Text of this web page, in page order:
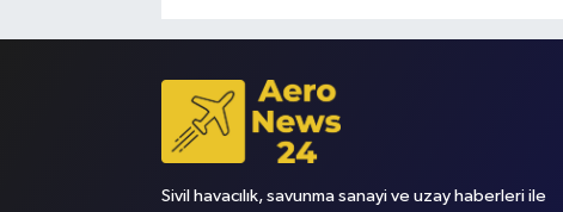
Sivil havacılık, savunma sanayi ve uzay haberleri ile